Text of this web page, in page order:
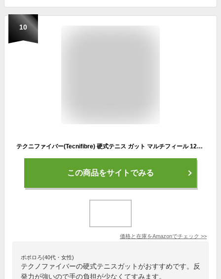
10
テクニファイバー(Tecnifibre) 硬式テニス ガット マルチフィール 12m ブラック 1.25mm TFG220
この商品をサイトでみる
価格と在庫をAmazonでチェック >>
ポポロろ(40代・女性)
テクノファイバーの硬式テニスガットがおすすめです。反
発力が強いので手の負担が少なくてすみます。